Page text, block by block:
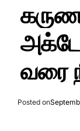
வரை
Posted on